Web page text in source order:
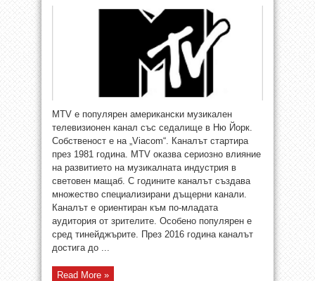
MTV е популярен американски музикален
телевизионен канал със седалище в Ню Йорк.
Собственост е на „Viacom“. Каналът стартира
през 1981 година. MTV оказва сериозно влияние
на развитието на музикалната индустрия в
световен мащаб. С годините каналът създава
множество специализирани дъщерни канали.
Каналът е ориентиран към по-младата
аудитория от зрителите. Особено популярен е
сред тинейджърите. През 2016 година каналът
достига до ...
Read More »